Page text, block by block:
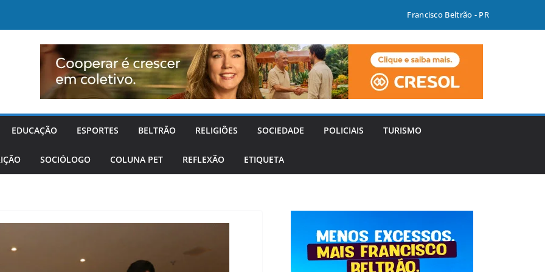
Francisco Beltrão - PR
EDUCAÇÃO ESPORTES BELTRÃO RELIGIÕES SOCIEDADE POLICIAIS TURISMO
SOCIÓLOGO COLUNA PET REFLEXÃO ETIQUETA